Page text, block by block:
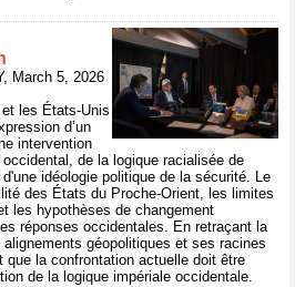
March 5, 2026
les États-Unis
d’un
intervention
de la logique racialisée de
d'une idéologie politique de la sécurité. Le
des États du Proche-Orient, les limites
les hypothèses de changement
réponses occidentales. En retraçant la
géopolitiques et ses racines
que la confrontation actuelle doit être
de la logique impériale occidentale.